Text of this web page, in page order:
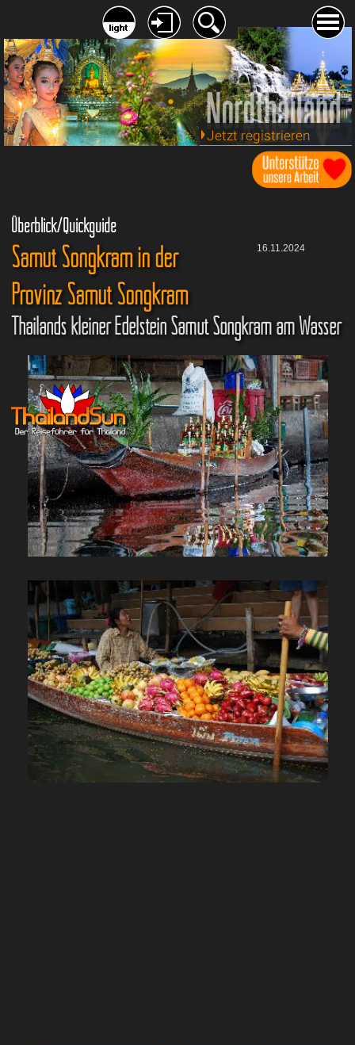
Jetzt registrieren
Überblick/Quickguide
16.11.2024
Samut Songkram in der
Provinz Samut Songkram
Thailands kleiner Edelstein Samut Songkram am Wasser